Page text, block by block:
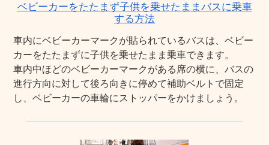
ベビーカーをたたまず子供を乗せたままバスに乗車
する方法
車内にベビーカーマークが貼られているバスは、ベビー
カーをたたまずに子供を乗せたまま乗車できます。
車内中ほどのベビーカーマークがある席の横に、バスの
進行方向に対して後ろ向きに停めて補助ベルトで固定
し、ベビーカーの車輪にストッパーをかけましょう。